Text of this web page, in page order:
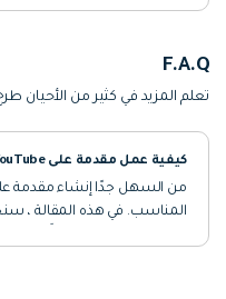
F.A.Q
تعلم المزيد في كثير من الأحيان
كيفية عمل مقدمة على YouTube: أفضل صانعي مقدمة YouTube
المناسب. في هذه المقالة ،